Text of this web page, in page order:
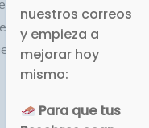
y fragancia que
tu estado de ánimo.
con el aroma
nuestros correos
y empieza a
mejorar hoy
mismo:
Para que tus